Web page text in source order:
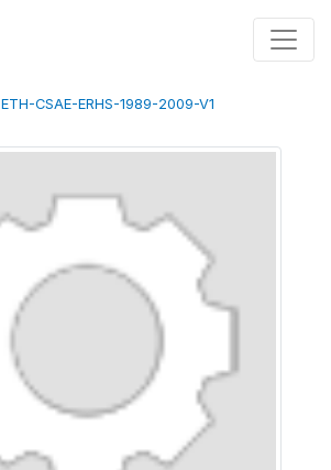
ETH-CSAE-ERHS-1989-2009-V1